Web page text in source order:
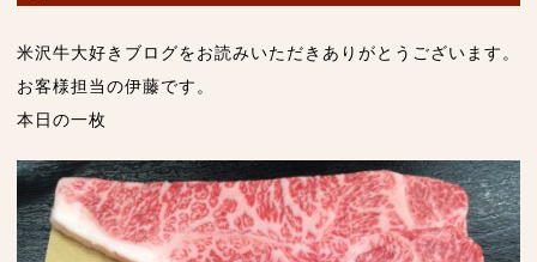
米沢牛大好きブログをお読みいただきありがとうございます。
お客様担当の伊藤です。
本日の一枚